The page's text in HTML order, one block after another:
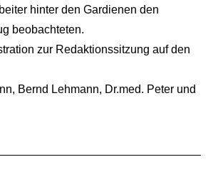
hinter den Gardienen den
beobachteten.
zur Redaktionssitzung auf den
Bernd Lehmann, Dr.med. Peter und